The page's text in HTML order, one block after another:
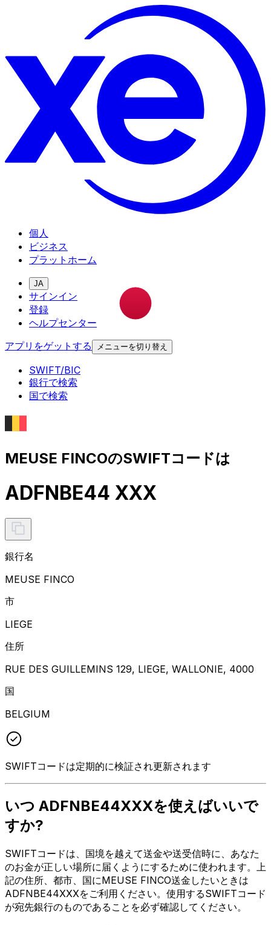
個人
ビジネス
プラットホーム
JA
サインイン
登録
ヘルプセンター
アプリをゲットする
メニューを切り替え
SWIFT/BIC
銀行で検索
国で検索
MEUSE FINCOのSWIFTコードは
ADFNBE44 XXX
銀行名
MEUSE FINCO
市
LIEGE
住所
RUE DES GUILLEMINS 129, LIEGE, WALLONIE, 4000
国
BELGIUM
SWIFTコードは定期的に検証され更新されます
いつ ADFNBE44XXXを使えばいいで
すか?
SWIFTコードは、国境を越えて送金や送受信時に、あなた
のお金が正しい場所に届くようにするために使われます。上
記の住所、都市、国にMEUSE FINCO送金したいときは
ADFNBE44XXXをご利用ください。使用するSWIFTコード
が宛先銀行のものであることを必ず確認してください。